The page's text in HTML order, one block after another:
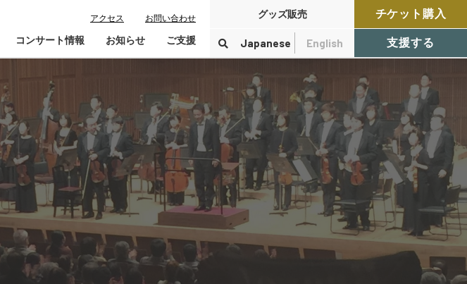
アクセス お問い合わせ
コンサート情報
チケット購入ガイド
鑑賞会員入会
定期演奏会アーカイブ
お知らせ ご支援
寄付控除について
グッズ販売
Japanese English
チケット購入
支援する